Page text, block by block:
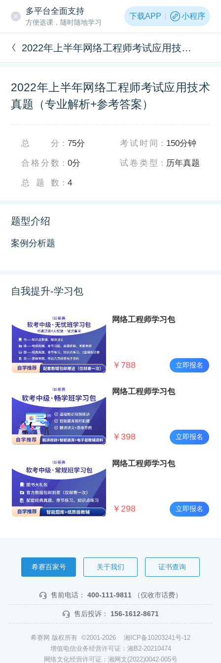
多平台全面支持
方便选课，随时随地学习
下载APP 小程序
2022年上半年网络工程师考试应用技术真题（专业解析+参考答案）
2022年上半年网络工程师考试应用技术
真题（专业解析+参考答案）
总分 ：75分
合格分数 ：0分
总题数 ：4
考试时间 ： 150分钟
试卷类型 ： 历年真题
题型介绍
案例分析题
自我提升-学习包
网络工程师学习包
￥ 788 立即报名
网络工程师学习包
￥ 398 立即报名
网络工程师学习包
￥ 298 立即报名
希赛百家号 关于我们 证书查询
售前电话： 400-111-9811 （仅收市话费）
售后投诉： 156-1612-8671
希赛网 版权所有 ©2001-2026 湘ICP备10203241号-12
增值电信业务经营许可证：湘B2-20210474
网络文化经营许可证：湘网文(2022)0042-005号